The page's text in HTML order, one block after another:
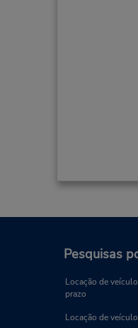
Pesquisas
Locação de
prazo
Locação de